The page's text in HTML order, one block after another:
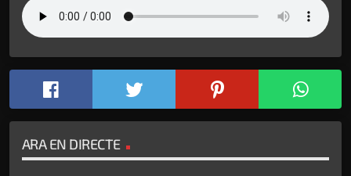
ARA EN DIRECTE